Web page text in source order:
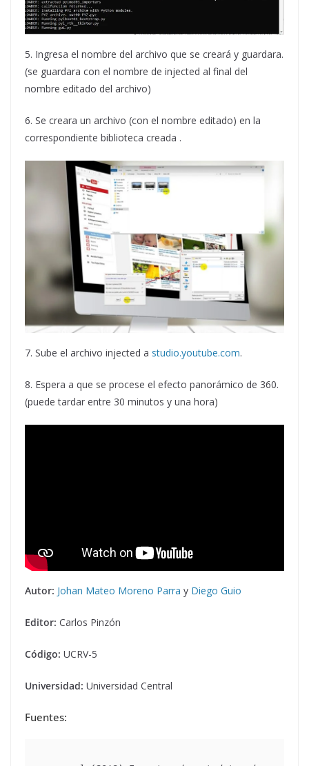
5. Ingresa el nombre del archivo que se creará y guardara.
(se guardara con el nombre de injected al final del
nombre editado del archivo)
6. Se creara un archivo (con el nombre editado) en la
correspondiente biblioteca creada .
7. Sube el archivo injected a studio.youtube.com.
8. Espera a que se procese el efecto panorámico de 360.
(puede tardar entre 30 minutos y una hora)
Autor: Johan Mateo Moreno Parra y Diego Guio
Editor: Carlos Pinzón
Código: UCRV-5
Universidad: Universidad Central
Fuentes: